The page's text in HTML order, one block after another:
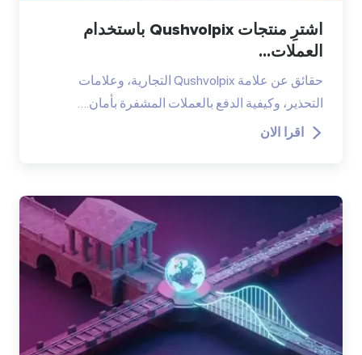
اشترِ منتجات Qushvolpix باستخدام
العملات...
حقائق عن علامة Qushvolpix التجارية، وعلامات
التحذير، وكيفية الدفع بالعملات المشفرة بأمان.…
اقرا الان